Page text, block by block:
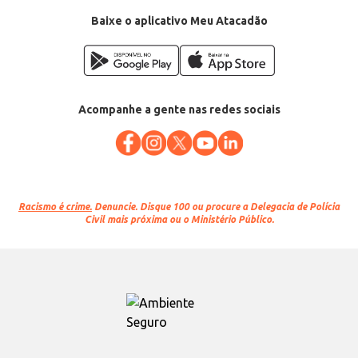
Baixe o aplicativo Meu Atacadão
Acompanhe a gente nas redes sociais
Racismo é crime. Denuncie. Disque 100 ou procure a Delegacia de Polícia
Civil mais próxima ou o Ministério Público.